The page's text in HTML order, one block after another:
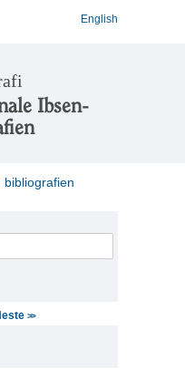
English
Ibsen-
bibliografien
>>